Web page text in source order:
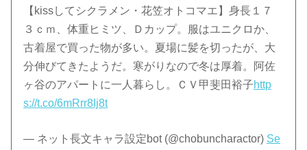
【kissしてシクラメン・花笠オトコマエ】身長１７
３ｃｍ、体重ヒミツ、Ｄカップ。服はユニクロか、
古着屋で買った物が多い。夏場に髪を切ったが、大
分伸びてきたようだ。寒がりなので冬は厚着。阿佐
ヶ谷のアパートに一人暮らし。ＣＶ甲斐田裕子http
s://t.co/6mRrr8Ij8t
— ネット長文キャラ設定bot (@chobuncharactor) Se